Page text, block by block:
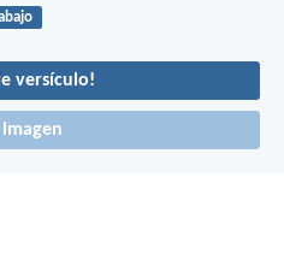
versículo!